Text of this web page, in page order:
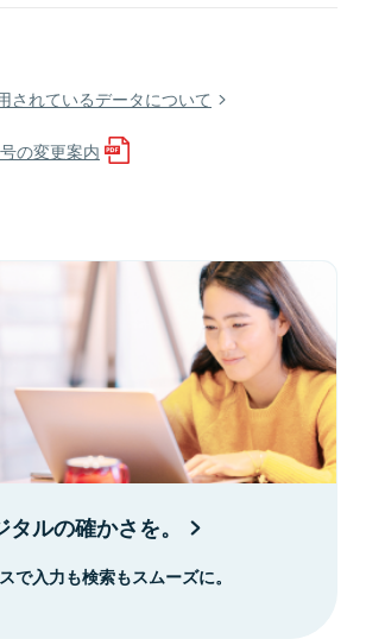
されているデータについて
の変更案内
ルの確かさを。
で入力も検索もスムーズに。